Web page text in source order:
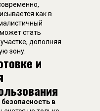
как в
стать
дополняя
зону.
и
безопасность в